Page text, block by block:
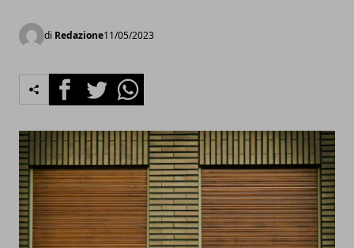
di Redazione11/05/2023
FacebookTwitterWhatsapp